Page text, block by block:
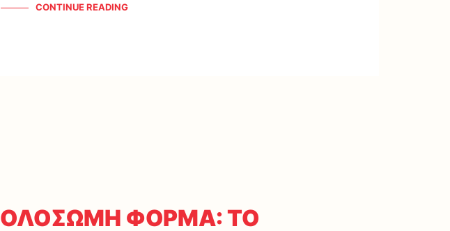
CONTINUE READING
ΟΛΟΣΩΜΗ ΦΟΡΜΑ: ΤΟ